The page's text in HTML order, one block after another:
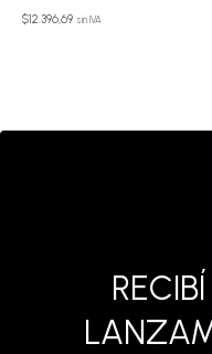
$12.396,69 sin IVA